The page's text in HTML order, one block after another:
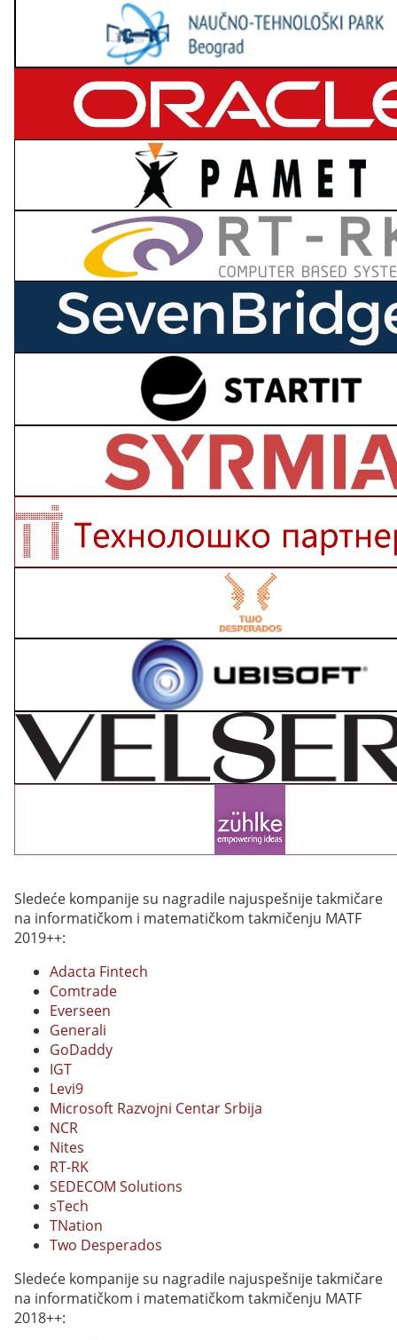
Sledeće kompanije su nagradile najuspešnije takmičare
na informatičkom i matematičkom takmičenju MATF
2019++:
Adacta Fintech
Comtrade
Everseen
Generali
GoDaddy
IGT
Levi9
Microsoft Razvojni Centar Srbija
NCR
Nites
RT-RK
SEDECOM Solutions
sTech
TNation
Two Desperados
Sledeće kompanije su nagradile najuspešnije takmičare
na informatičkom i matematičkom takmičenju MATF
2018++: